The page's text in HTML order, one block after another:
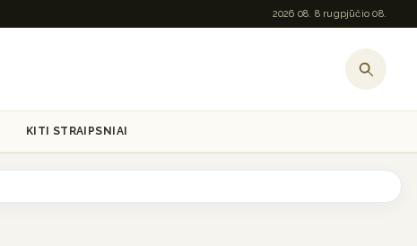
2026 08. 8 rugpjūčio 08.
KITI STRAIPSNIAI